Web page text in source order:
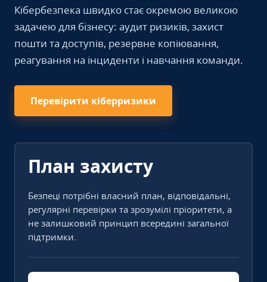
Кібербезпека швидко стає окремою великою
задачею для бізнесу: аудит ризиків, захист
пошти та доступів, резервне копіювання,
реагування на інциденти і навчання команди.
Перевірити кіберризики
План захисту
Безпеці потрібні власний план, відповідальні,
регулярні перевірки та зрозумілі пріоритети, а
не залишковий принцип всередині загальної
підтримки.